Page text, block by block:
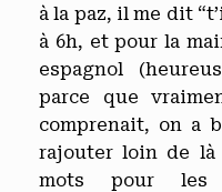
à la paz, il me dit
à 6h, et pour la
espagnol
parce que
comprenait, on a
rajouter loin de là
mots pour les